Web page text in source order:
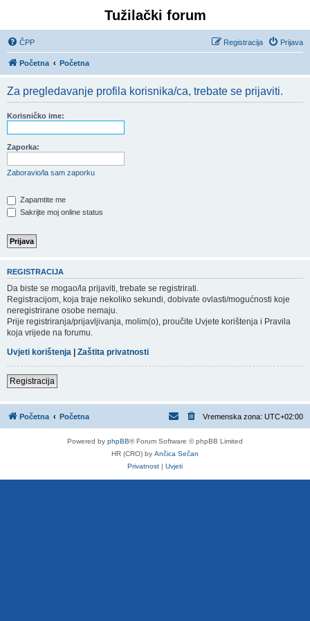
Tužilački forum
ČPP Prijava
Registracija
Početna Početna
Za pregledavanje profila korisnika/ca, trebate se prijaviti.
Korisničko ime:
Zaporka:
Zaboravio/la sam zaporku
Zapamtite me
Sakrijte moj online status
REGISTRACIJA
Da biste se mogao/la prijaviti, trebate se registrirati.
Registracijom, koja traje nekoliko sekundi, dobivate ovlasti/mogućnosti koje
neregistrirane osobe nemaju.
Prije registriranja/prijavljivanja, molim(o), proučite Uvjete korištenja i Pravila
koja vrijede na forumu.
Uvjeti korištenja | Zaštita privatnosti
Registracija
Početna Početna Vremenska zona: UTC+02:00
Powered by phpBB® Forum Software © phpBB Limited
HR (CRO) by Ančica Sečan
Privatnost | Uvjeti